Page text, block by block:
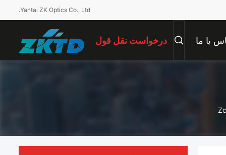
Yantai ZK Optics Co., Ltd.
با ما درخواست نقل قول